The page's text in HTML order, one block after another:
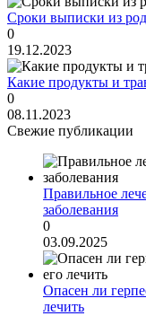
Сроки выписки из
0
19.12.2023
Какие продукты и
0
08.11.2023
Свежие публикации
Правильное
заболевания
0
03.09.2025
Опасен ли
лечить